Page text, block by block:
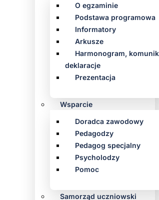
O egzaminie
Podstawa programowa
Informatory
Arkusze
Harmonogram,
deklaracje
Prezentacja
Wsparcie
Doradca zawodowy
Pedagodzy
Pedagog specjalny
Psycholodzy
Pomoc
Samorząd uczniowski